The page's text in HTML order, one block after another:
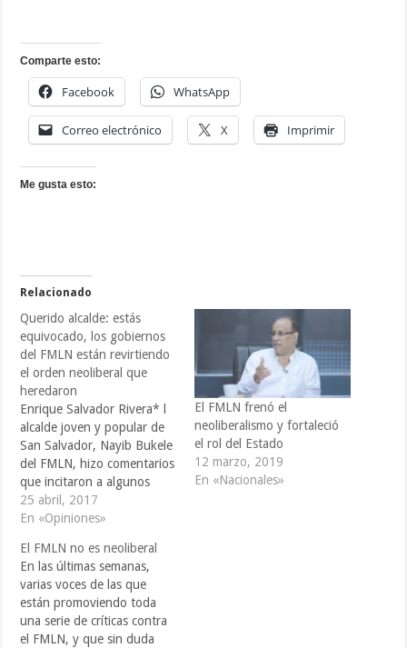
Comparte esto:
Facebook WhatsApp
Correo electrónico X Imprimir
Me gusta esto:
Relacionado
Querido alcalde: estás
equivocado, los gobiernos
del FMLN están revirtiendo
el orden neoliberal que
heredaron
Enrique Salvador Rivera* l
alcalde joven y popular de
San Salvador, Nayib Bukele
del FMLN, hizo comentarios
que incitaron a algunos
izquierdistas salvadoreños a
levantar sus puños y a
cejas. Bukele lanzó un
ataque verbal en El Faro —
una publicación
anticomunista financiado
por el multimillonario…
25 abril, 2017
En «Opiniones»
El FMLN frenó el
neoliberalismo y fortaleció
el rol del Estado
12 marzo, 2019
En «Nacionales»
El FMLN no es neoliberal
En las últimas semanas,
varias voces de las que
están promoviendo toda
una serie de críticas contra
el FMLN, y que sin duda